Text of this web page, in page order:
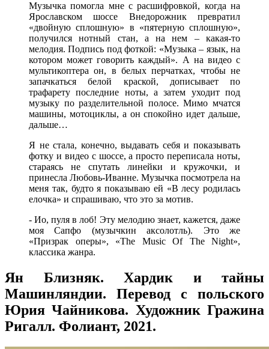
Музычка помогла мне с расшифровкой, когда на
Ярославском шоссе Внедорожник превратил
«двойную сплошную» в «пятерную сплошную»,
получился нотный стан, а на нем – какая-то
мелодия. Подпись под фоткой: «Музыка – язык, на
котором может говорить каждый». А на видео с
мультикоптера он, в белых перчатках, чтобы не
запачкаться белой краской, дописывает по
трафарету последние ноты, а затем уходит под
музыку по разделительной полосе. Мимо мчатся
машины, мотоциклы, а он спокойно идет дальше,
дальше…
Я не стала, конечно, выдавать себя и показывать
фотку и видео с шоссе, а просто переписала ноты,
стараясь не спутать линейки и кружочки, и
принесла Любовь-Иванне. Музычка посмотрела на
меня так, будто я показываю ей «В лесу родилась
елочка» и спрашиваю, что это за мотив.
- Ио, пуля в лоб! Эту мелодию знает, кажется, даже
моя Сапфо (музычкин аксолотль). Это же
«Призрак оперы», «The Music Of The Night»,
классика жанра.
Ян Близняк. Хардик и тайны
Машинляндии. Перевод с польского
Юрия Чайникова. Художник Гражина
Ригалл. Фолиант, 2021.